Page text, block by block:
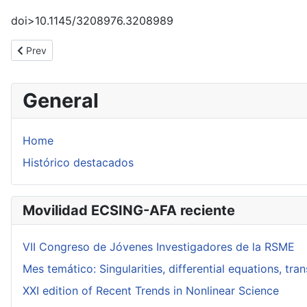
General
Home
Histórico destacados
Movilidad ECSING-AFA reciente
VII Congreso de Jóvenes Investigadores de la RSME
Mes temático: Singularities, differential equations,
XXI edition of Recent Trends in Nonlinear Science
doi>10.1145/3208976.3208989
Previous article: Formal solutions of singularly-perturbed linear
Prev